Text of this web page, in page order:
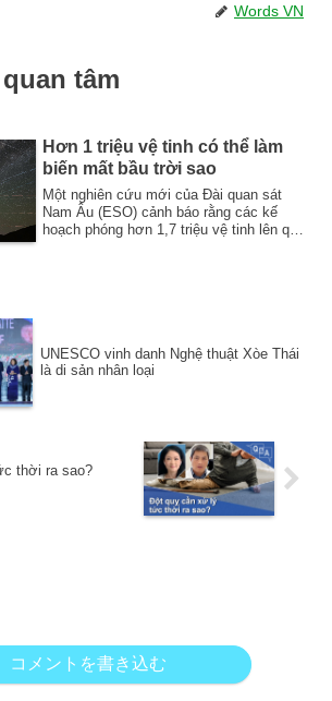
Words VN
tâm
Hơn 1 triệu vệ tinh có thể làm
biến mất bầu trời sao
Một nghiên cứu mới của Đài quan sát
Nam Âu (ESO) cảnh báo rằng các kế
hoạch phóng hơn 1,7 triệu vệ tinh lên quỹ
UNESCO vinh danh Nghệ thuật Xòe Thái
là di sản nhân loại
thời ra sao?
コメントを書き込む